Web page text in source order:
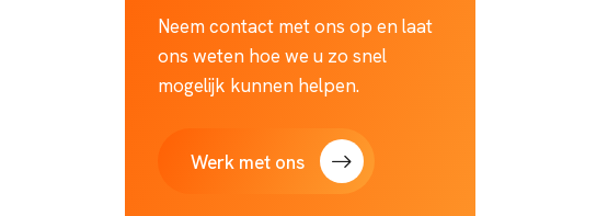
Neem contact met ons op en laat
ons weten hoe we u zo snel
mogelijk kunnen helpen.
Werk met ons